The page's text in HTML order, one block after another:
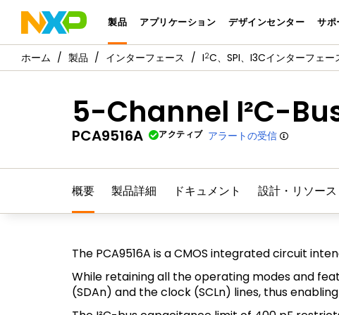
製品 アプリケーション デザインセンター サポ
製品 インターフェース I2C、SPI、I3Cインターフェー
5-Channel I²C-
PCA9516A アクティブ アラートの受信
概要 製品詳細 ドキュメント 設計・リソース
The PCA9516A is a CMOS integrated circuit
While retaining all the operating modes and
(SDAn) and the clock (SCLn) lines, thus